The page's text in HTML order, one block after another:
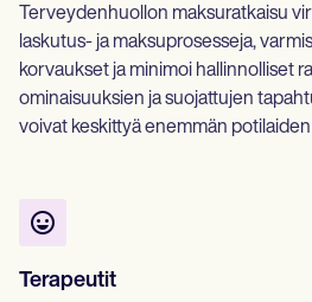
Terveydenhuollon maksuratkaisu
laskutus- ja maksuprosesseja,
korvaukset ja minimoi hallinnolliset
ominaisuuksien ja suojattujen
voivat keskittyä enemmän
Terapeutit